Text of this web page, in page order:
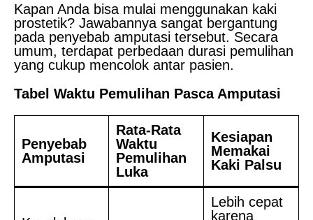
Kapan Anda bisa mulai menggunakan kaki
prostetik? Jawabannya sangat bergantung
pada penyebab amputasi tersebut. Secara
umum, terdapat perbedaan durasi pemulihan
yang cukup mencolok antar pasien.
Tabel Waktu Pemulihan Pasca Amputasi
Penyebab
Amputasi
Rata-Rata
Waktu
Pemulihan
Luka
Kesiapan
Memakai
Kaki Palsu
Lebih cepat
karena